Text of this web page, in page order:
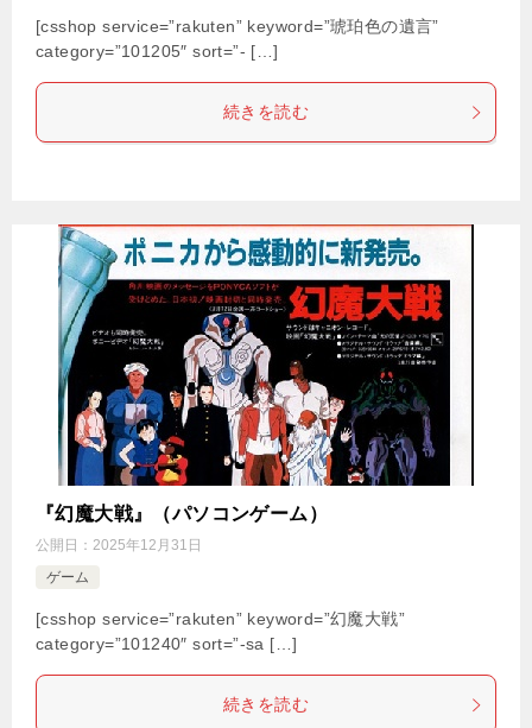
[csshop service=”rakuten” keyword=”琥珀色の遺言”
category=”101205″ sort=”- […]
続きを読む
『幻魔大戦』（パソコンゲーム）
公開日： 2025年12月31日
ゲーム
[csshop service=”rakuten” keyword=”幻魔大戦”
category=”101240″ sort=”-sa […]
続きを読む